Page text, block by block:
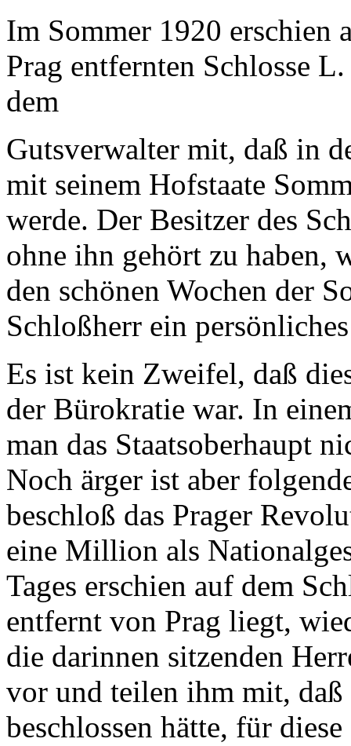
Im Sommer 1920 erschien
Prag entfernten Schlosse
dem
Gutsverwalter mit, daß in
mit seinem Hofstaate
werde. Der Besitzer des
ohne ihn gehört zu haben,
den schönen Wochen der
Schloßherr ein
Es ist kein Zweifel, daß
der Bürokratie war. In
man das Staatsoberhaupt
Noch ärger ist aber
beschloß das Prager
eine Million als
Tages erschien auf dem
entfernt von Prag liegt,
die darinnen sitzenden
vor und teilen ihm mit, daß
beschlossen hätte, für